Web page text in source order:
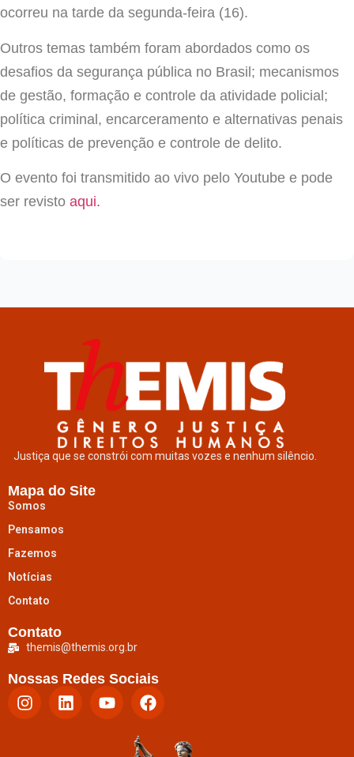
ocorreu na tarde da segunda-feira (16).
Outros temas também foram abordados como os
desafios da segurança pública no Brasil; mecanismos
de gestão, formação e controle da atividade policial;
política criminal, encarceramento e alternativas penais
e políticas de prevenção e controle de delito.
O evento foi transmitido ao vivo pelo Youtube e pode
ser revisto aqui.
Justiça que se constrói com muitas vozes e nenhum silêncio.
Mapa do Site
Somos
Pensamos
Fazemos
Notícias
Contato
Contato
themis@themis.org.br
Nossas Redes Sociais